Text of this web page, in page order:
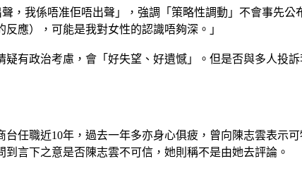
，我係唔准佢唔出聲」，強調「策略性調動」不會事先
應），可能是我對女性的認識唔夠深。」
有政治考慮，會「好失望、好遺憾」。但是否與多人投
任職近10年，過去一年多亦身心俱疲，曾向陳志雲表示
言下之意是否陳志雲不可信，她則稱不是由她去評論。